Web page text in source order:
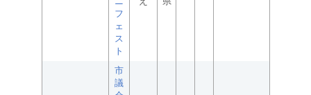
フ
ェ
ス
ト
市
議